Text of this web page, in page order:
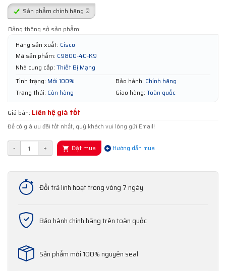
Sản phẩm chính hãng ®
Bảng thông số sản phẩm:
Hãng sản xuất: Cisco
Mã sản phẩm: C9800-40-K9
Nhà cung cấp: Thiết Bị Mạng
Tình trạng: Mới 100% Bảo hành: Chính hãng
Trạng thái: Còn hàng Giao hàng: Toàn quốc
Giá bán: Liên hệ giá tốt
Để có giá ưu đãi tốt nhất, quý khách vui lòng gửi Email!
- + Đặt mua Hướng dẫn mua
Đổi trả linh hoạt trong vòng 7 ngày
Bảo hành chính hãng trên toàn quốc
Sản phẩm mới 100% nguyên seal